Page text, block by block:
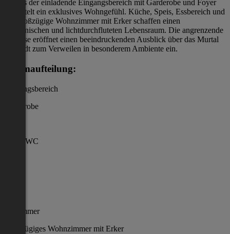
Bereits der einladende Eingangsbereich mit Garderobe und Foyer
vermittelt ein exklusives Wohngefühl. Küche, Speis, Essbereich und
das großzügige Wohnzimmer mit Erker schaffen einen
harmonischen und lichtdurchfluteten Lebensraum. Die angrenzende
Terrasse eröffnet einen beeindruckenden Ausblick über das Murtal
und lädt zum Verweilen in besonderem Ambiente ein.
Raumaufteilung:
Eingangsbereich
Garderobe
Gäste-WC
Esszimmer
Großzügiges Wohnzimmer mit Erker